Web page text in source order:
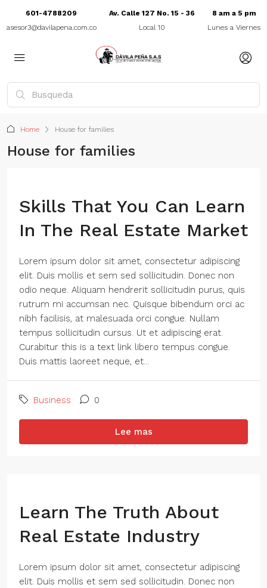
601-4788209
asesor3@davilapena.com.co
Av. Calle 127 No. 15 - 36
Local 10
8 am a 5 pm
Lunes a Viernes
Home House for families
House for families
Skills That You Can Learn
In The Real Estate Market
Lorem ipsum dolor sit amet, consectetur adipiscing
elit. Duis mollis et sem sed sollicitudin. Donec non
odio neque. Aliquam hendrerit sollicitudin purus, quis
rutrum mi accumsan nec. Quisque bibendum orci ac
nibh facilisis, at malesuada orci congue. Nullam
tempus sollicitudin cursus. Ut et adipiscing erat.
Curabitur this is a text link libero tempus congue.
Duis mattis laoreet neque, et...
Business 0
Lee mas
Learn The Truth About
Real Estate Industry
Lorem ipsum dolor sit amet, consectetur adipiscing
elit. Duis mollis et sem sed sollicitudin. Donec non